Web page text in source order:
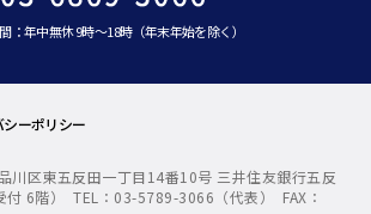
：年中無休 9時～18時（年末年始を除く）
シーポリシー
川区東五反田一丁目14番10号 三井住友銀行五反
付 6階） TEL：03-5789-3066（代表） FAX：